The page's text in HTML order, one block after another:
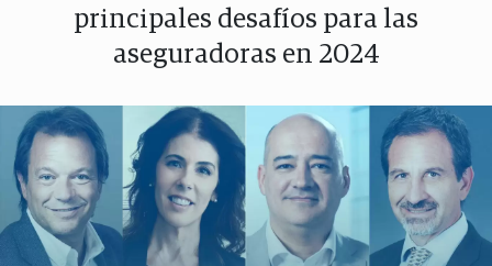
principales desafíos para las
aseguradoras en 2024